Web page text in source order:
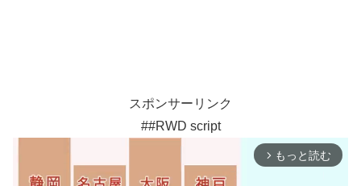
スポンサーリンク
##RWD script
arrow_forward_ios もっと読む